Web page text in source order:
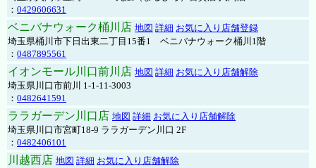
： 0429606631
ベニバナウォーク桶川店 地図 詳細 お気に入り店舗登録
埼玉県桶川市下日出東二丁目15番1 ベニバナウォーク桶川1階
： 0487895561
イオンモール川口前川店 地図 詳細 お気に入り店舗解除
埼玉県川口市前川 1-1-11-3003
： 0482641591
ララガーデン川口店 地図 詳細 お気に入り店舗解除
埼玉県川口市宮町18-9 ララガーデン川口 2F
： 0482406101
川越西店 地図 詳細 お気に入り店舗解除